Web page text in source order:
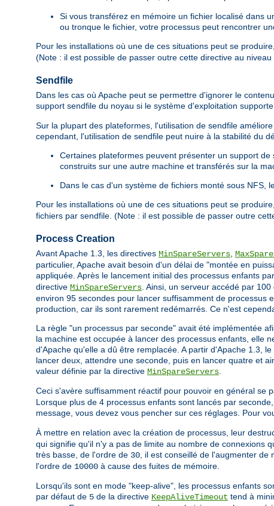
Si vous transférez en mémoire un fichier localisé dans
ou tronque le fichier, votre processus peut rencontrer
Pour les installations où une de ces situations peut se
(Note : il est possible de passer outre cette directive au
Sendfile
Dans les cas où Apache peut se permettre d'ignorer le
support sendfile du noyau si le système d'exploitation
Sur la plupart des plateformes, l'utilisation de sendfile
cependant, l'utilisation de sendfile peut nuire à la stabilité du
Certaines plateformes peuvent présenter un support
construits sur une autre machine et transférés sur la
Dans le cas d'un système de fichiers monté sous NFS,
Pour les installations où une de ces situations peut se
fichiers par sendfile. (Note : il est possible de passer outre
Process Creation
Avant Apache 1.3, les directives MinSpareServers,
particulier, Apache avait besoin d'un délai de "montée en
appliquée. Après le lancement initial des processus enfants par
directive MinSpareServers. Ainsi, un serveur accédé par
environ 95 secondes pour lancer suffisamment de processus
production, car ils sont rarement redémarrés. Ce n'est
La règle "un processus par seconde" avait été implémentée
la machine est occupée à lancer des processus enfants, elle
d'Apache qu'elle a dû être remplacée. A partir d'Apache 1.3,
lancer deux, attendre une seconde, puis en lancer quatre et
valeur définie par la directive MinSpareServers.
Ceci s'avère suffisamment réactif pour pouvoir en général se
Lorsque plus de 4 processus enfants sont lancés par
message, vous devez vous pencher sur ces réglages. Pour
À mettre en relation avec la création de processus, leur
qui signifie qu'il n'y a pas de limite au nombre de connexions
très basse, de l'ordre de 30, il est conseillé de l'augmenter de
l'ordre de 10000 à cause des fuites de mémoire.
Lorsqu'ils sont en mode "keep-alive", les processus enfants
par défaut de 5 de la directive KeepAliveTimeout tend à